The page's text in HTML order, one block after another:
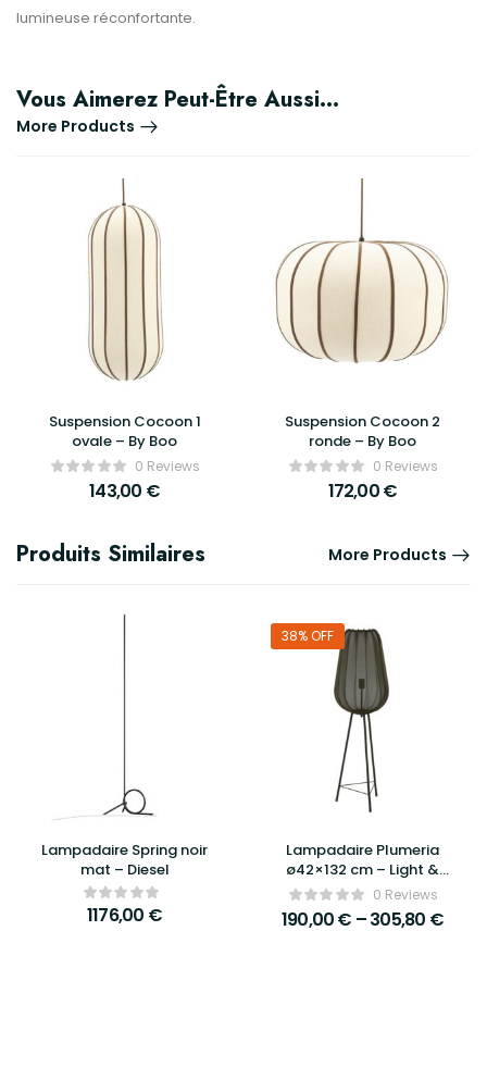
lumineuse réconfortante.
Vous Aimerez Peut-Être Aussi…
More Products
Suspension Cocoon 1
ovale – By Boo
0 Reviews
143,00 €
Suspension Cocoon 2
ronde – By Boo
0 Reviews
172,00€
Produits Similaires More Products
Lampadaire Spring noir
mat – Diesel
1176,00 €
38% OFF
Lampadaire Plumeria
ø42×132 cm – Light &
Living0 Reviews
190,00€ –305,80 €